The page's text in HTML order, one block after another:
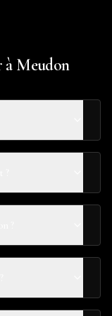
à Meudon